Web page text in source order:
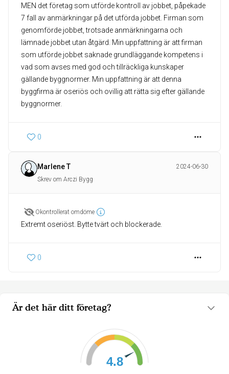
Är det här ditt företag?
4.8
MEN det företag som utförde kontroll av jobbet, påpekade
7 fall av anmärkningar på det utförda jobbet. Firman som
genomförde jobbet, trotsade anmärkningarna och
lämnade jobbet utan åtgärd. Min uppfattning är att firman
som utförde jobbet saknade grundläggande kompetens i
vad som avses med god och tillräckliga kunskaper
gällande byggnormer. Min uppfattning är att denna
byggfirma är oseriös och ovillig att rätta sig efter gällande
byggnormer.
0
Marlene T
2024-06-30
Skrev om Arczi Bygg
Okontrollerat omdöme
Extremt oseriöst. Bytte tvärt och blockerade.
0